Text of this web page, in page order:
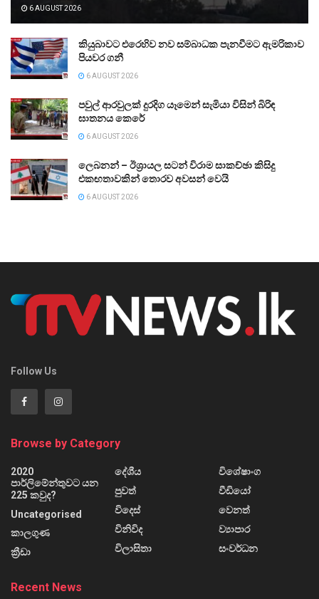
6 AUGUST 2026
කියුබාවට එරෙහිව නව සම්බාධක පැනවීමට ඇමරිකාව
පියවර ගනී
6 AUGUST 2026
පවුල් ආරවුලක් දුරදිග යෑමෙන් සැමියා විසින් බිරිඳ
ඝාතනය කෙරේ
6 AUGUST 2026
ලෙබනන් – ඊශ්‍රායල සටන් විරාම සාකච්ඡා කිසිදු
එකඟතාවකින් තොරව අවසන් වෙයි
6 AUGUST 2026
Follow Us
Browse by Category
2020
පාර්ලිමේන්තුවට යන
225 කවුද?
Uncategorised
කාලගුණ
ක්‍රීඩා
දේශීය
පුවත්
විදෙස්
විනිවිද
විලාසිතා
විශේෂාංග
වීඩියෝ
වෙනත්
ව්‍යාපාර
සංවර්ධන
Recent News